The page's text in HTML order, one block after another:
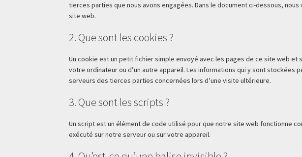
tierces parties que nous avons engagées. Dans le document ci-dessous,
site web.
2. Que sont les cookies ?
Un cookie est un petit fichier simple envoyé avec les pages de ce site web
votre ordinateur ou d’un autre appareil. Les informations qui y sont stockées
serveurs des tierces parties concernées lors d’une visite ultérieure.
3. Que sont les scripts ?
Un script est un élément de code utilisé pour que notre site web fonctionne
exécuté sur notre serveur ou sur votre appareil.